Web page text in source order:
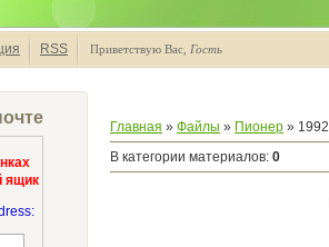
RSS Приветствую Вас Гость
ящик
Главная » Файлы » Пионер » 1992
В категории материалов: 0